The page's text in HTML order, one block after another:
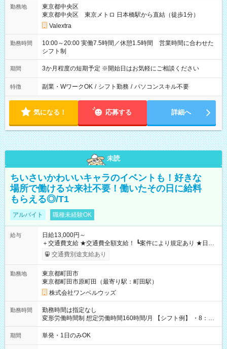
勤務地
東京都中央区
東京都中央区 東京メトロ 日本橋駅から直結（徒歩1分）
Valextra
勤務時間
10:00～20:00 実働7.5時間／休憩1.5時間 営業時間に合わせた
シフト制
期間 3か月程度の短期予定 ※開始日はお気軽にご相談ください
特徴 副業・WワークOK / シフト勤務 / パソコンスキル不要
気になる！ 応募する 詳細へ
未読
ちいさいかわいいキャラのイベントも！好きな
場所で働ける☆来社不要！働いたその日に給料
もらえる◎/T1
アルバイト 職種未経験OK
給与
日給13,000円～
＋交通費支給 ★交通費全額支給！ ┗案件により規定あり ★日払
いOK！（規定あり） ┗働いたその日に現金GET♪ お仕事後はコ
ンビニATMから 日払い分を引き落とせます！ 【試用期間】試
交通費別途支給あり
勤務地
東京都町田市
東京都町田市原町田（最寄り駅：町田駅）
株式会社ワンベルウッズ
勤務時間
勤務時間は指定なし
変形労働時間制 想定労働時間160時間/月 【シフト例】 ・8：00
～21：00
期間 単発・1日のみOK